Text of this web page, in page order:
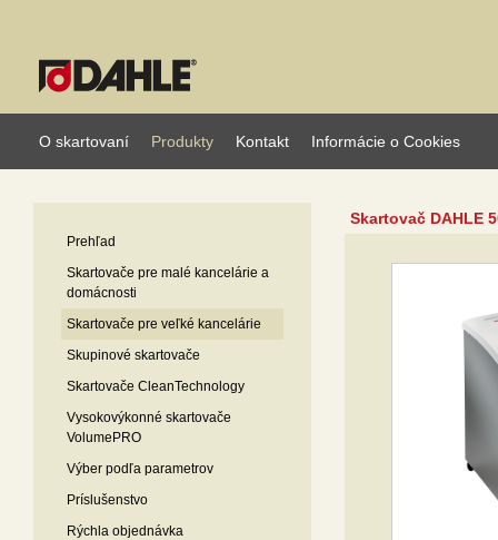
O skartovaní Produkty Kontakt Informácie o Cookies
Prehľad
Skartovače pre malé kancelárie a
domácnosti
Skartovače pre veľké kancelárie
Skupinové skartovače
Skartovače CleanTechnology
Vysokovýkonné skartovače
VolumePRO
Výber podľa parametrov
Príslušenstvo
Rýchla objednávka
Skartovač DAHLE